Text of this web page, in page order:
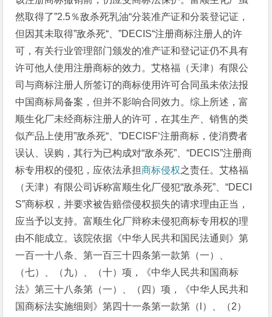
然取得了”2.5％敌杀死乳油“分装准产证和分装登记证，
但因其未取得”敌杀死“、”DECIS“注册商标注册人的许
可，有关行业管理部门颁发的准产证和登记证仍不具有
许可他人使用注册商标的效力。艾格福（天津）有限公
司与商标注册人所签订的商标使用许可合同虽未依法报
中国商标局备案，但并不影响合同效力。综上所述，富
顺生化厂未经商标注册人的许可，在其生产、销售的类
似产品上使用”敌杀死“、”DECISF‘注册商标，使消费者
误认、误购，其行为已构成对“敌杀死”、“DECIS”注册商
标专用权的侵犯，应依法承担商标侵权之责任。艾格福
（天津）有限公司诉称富顺生化厂侵犯“敌杀死”、“DECI
S”商标权，并要求被告赔偿侵权损失的请求理由正当，
应当予以支持。富顺生化厂辩称未侵犯商标专用权的理
由不能成立。该院依据《中华人民共和国民法通则》第
一百一十八条、第一百三十四条第一款第（一）、
（七）、（九）、（十）项，《中华人民共和国商标
法》第三十八条第（一）、（四）项，《中华人民共和
国商标法实施细则》第四十一条第一款第（l）、（2）